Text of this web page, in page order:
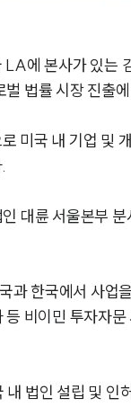
LA에 본사가 있
법률 시장 진출
미국 내 기업 및
대륜 서울본부
과 한국에서 사
비이민 투자자문
법인 설립 및